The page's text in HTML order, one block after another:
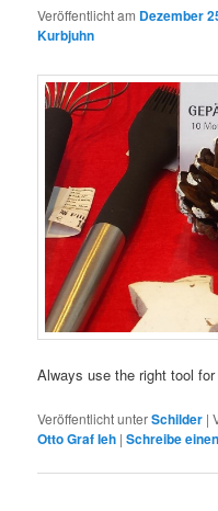
Veröffentlicht am Dezember
Kurbjuhn
Always use the right tool
Veröffentlicht unterSchilder |
Otto Graf Ieh |Schreibe